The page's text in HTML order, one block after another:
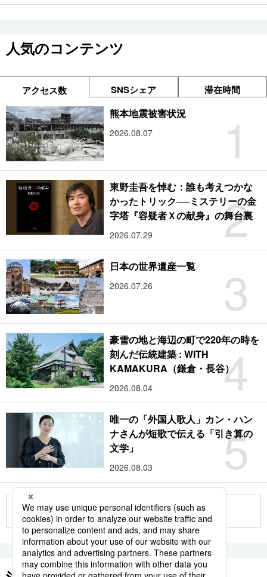
人気のコンテンツ
アクセス数 SNSシェア 滞在時間
1
熊本地震被害状況
2026.08.07
2
東野圭吾を悼む：誰も考えつかな
かったトリック──ミステリーの金
字塔『容疑者Ｘの献身』の舞台裏
2026.07.29
3
日本の世界遺産一覧
2026.07.26
4
豪雪の地と海辺の町で220年の時を
刻んだ伝統建築 : WITH
KAMAKURA（鎌倉・長谷）
2026.08.04
5
唯一の「外国人歌人」カン・ハン
ナさんが短歌で伝える「引き算の
文学」
2026.08.03
もっと見る